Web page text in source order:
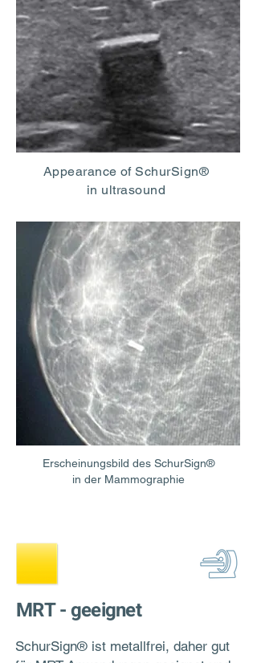
Appearance of SchurSign®
in ultrasound
Erscheinungsbild des SchurSign®
in der Mammographie
MRT - geeignet
SchurSign® ist metallfrei, daher gut